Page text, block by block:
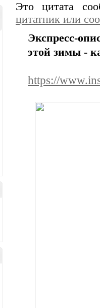
Это цитата
цитатник или
Экспресс-
этой зимы -
https://